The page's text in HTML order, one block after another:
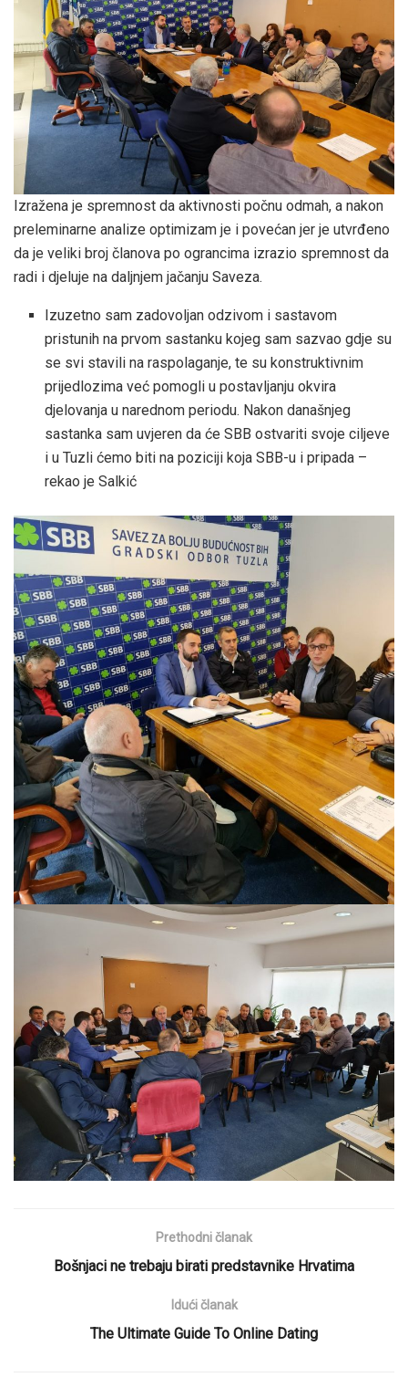
Izražena je spremnost da aktivnosti počnu odmah, a nakon
preleminarne analize optimizam je i povećan jer je utvrđeno
da je veliki broj članova po ograncima izrazio spremnost da
radi i djeluje na daljnjem jačanju Saveza.
Izuzetno sam zadovoljan odzivom i sastavom
pristunih na prvom sastanku kojeg sam sazvao gdje su
se svi stavili na raspolaganje, te su konstruktivnim
prijedlozima već pomogli u postavljanju okvira
djelovanja u narednom periodu. Nakon današnjeg
sastanka sam uvjeren da će SBB ostvariti svoje ciljeve
i u Tuzli ćemo biti na poziciji koja SBB-u i pripada –
rekao je Salkić
Prethodni članak
Bošnjaci ne trebaju birati predstavnike Hrvatima
Idući članak
The Ultimate Guide To Online Dating